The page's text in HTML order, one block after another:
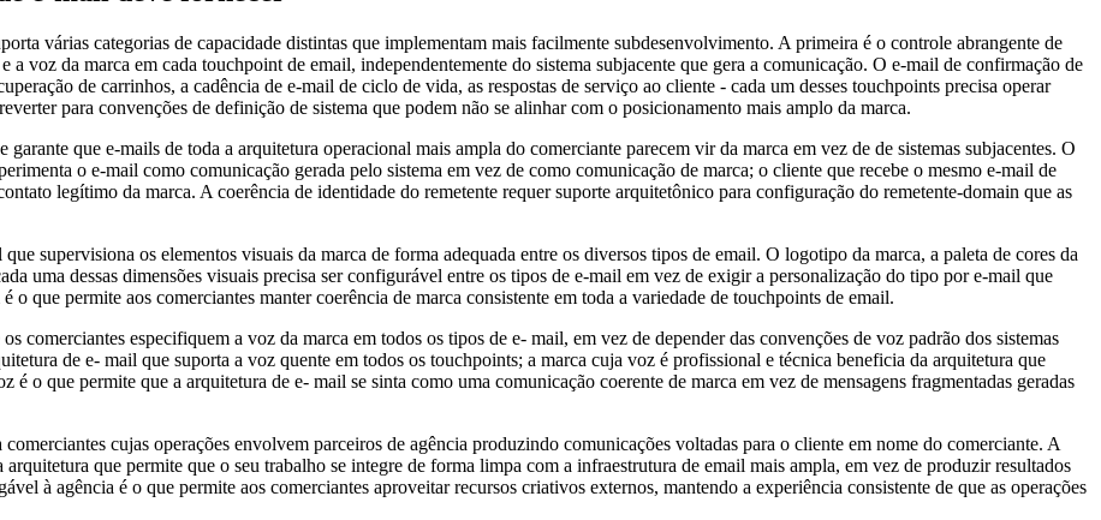
várias categorias de capacidade distintas que implementam mais facilmente subdesenvolvimento. A primeira é o controle abrangente de
voz da marca em cada touchpoint de email, independentemente do sistema subjacente que gera a comunicação. O e-mail de confirmação de
de carrinhos, a cadência de e-mail de ciclo de vida, as respostas de serviço ao cliente - cada um desses touchpoints precisa operar
para convenções de definição de sistema que podem não se alinhar com o posicionamento mais amplo da marca.
que e-mails de toda a arquitetura operacional mais ampla do comerciante parecem vir da marca em vez de de sistemas subjacentes. O
o e-mail como comunicação gerada pelo sistema em vez de como comunicação de marca; o cliente que recebe o mesmo e-mail de
legítimo da marca. A coerência de identidade do remetente requer suporte arquitetônico para configuração do remetente-domain que as
supervisiona os elementos visuais da marca de forma adequada entre os diversos tipos de email. O logotipo da marca, a paleta de cores da
uma dessas dimensões visuais precisa ser configurável entre os tipos de e-mail em vez de exigir a personalização do tipo por e-mail que
que permite aos comerciantes manter coerência de marca consistente em toda a variedade de touchpoints de email.
comerciantes especifiquem a voz da marca em todos os tipos de e- mail, em vez de depender das convenções de voz padrão dos sistemas
de e- mail que suporta a voz quente em todos os touchpoints; a marca cuja voz é profissional e técnica beneficia da arquitetura que
o que permite que a arquitetura de e- mail se sinta como uma comunicação coerente de marca em vez de mensagens fragmentadas geradas
cujas operações envolvem parceiros de agência produzindo comunicações voltadas para o cliente em nome do comerciante. A
que permite que o seu trabalho se integre de forma limpa com a infraestrutura de email mais ampla, em vez de produzir resultados
à agência é o que permite aos comerciantes aproveitar recursos criativos externos, mantendo a experiência consistente de que as operações